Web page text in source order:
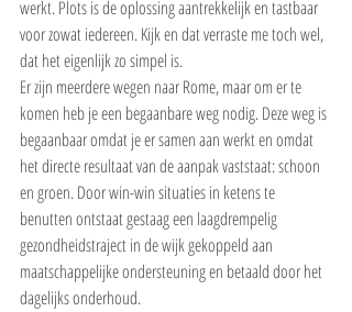
werkt. Plots is de oplossing aantrekkelijk en tastbaar
voor zowat iedereen. Kijk en dat verraste me toch wel,
dat het eigenlijk zo simpel is.
Er zijn meerdere wegen naar Rome, maar om er te
komen heb je een begaanbare weg nodig. Deze weg is
begaanbaar omdat je er samen aan werkt en omdat
het directe resultaat van de aanpak vaststaat: schoon
en groen. Door win-win situaties in ketens te
benutten ontstaat gestaag een laagdrempelig
gezondheidstraject in de wijk gekoppeld aan
maatschappelijke ondersteuning en betaald door het
dagelijks onderhoud.